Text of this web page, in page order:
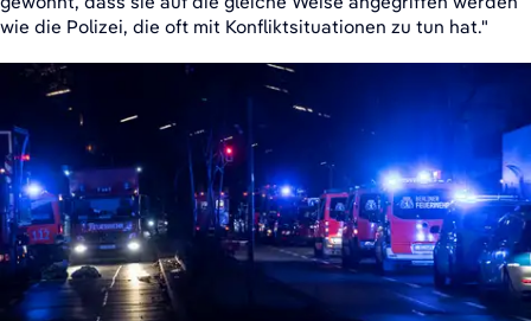
wie die Polizei, die oft mit Konfliktsituationen zu tun hat."